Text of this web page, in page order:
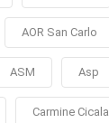
AOR San Carlo
ASM Asp
Carmine Cicala